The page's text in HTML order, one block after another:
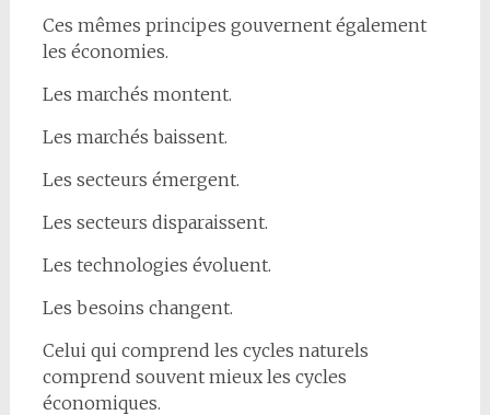
Ces mêmes principes gouvernent également
les économies.
Les marchés montent.
Les marchés baissent.
Les secteurs émergent.
Les secteurs disparaissent.
Les technologies évoluent.
Les besoins changent.
Celui qui comprend les cycles naturels
comprend souvent mieux les cycles
économiques.